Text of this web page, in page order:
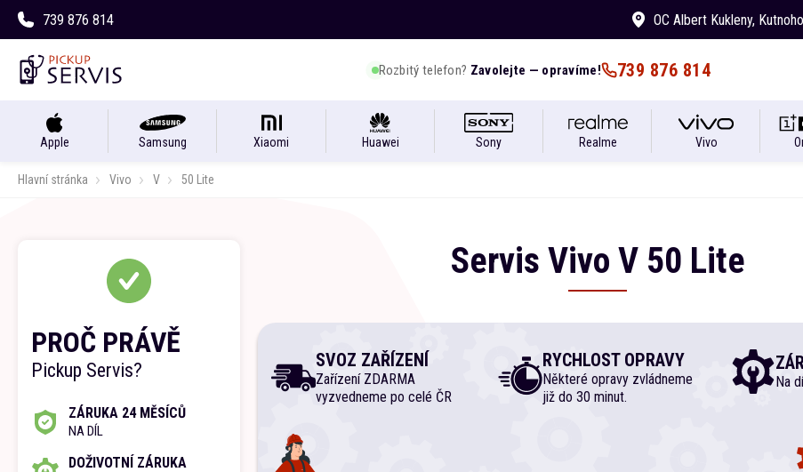
739 876 814 OC Albert Kukleny,
Rozbitý telefon? Zavolejte — opravíme! 739 876 814
Apple Samsung Xiaomi Huawei Sony Realme Vivo
Hlavní stránka Vivo V 50 Lite
Servis Vivo V 50 Lite
SVOZ ZAŘÍZENÍ
Zařízení ZDARMA
vyzvedneme po celé ČR
RYCHLOST OPRAVY
Některé opravy zvládneme
již do 30 minut.
Na
PROČ PRÁVĚ
Pickup Servis?
ZÁRUKA 24 MĚSÍCŮ
NA DÍL
DOŽIVOTNÍ ZÁRUKA